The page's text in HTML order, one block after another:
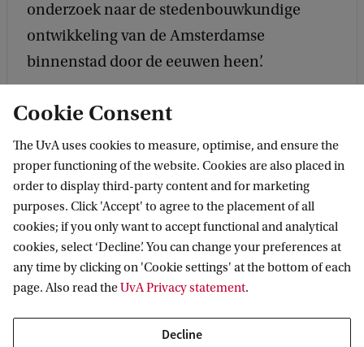
onderzoek naar de stedenbouwkundige
ontwikkeling van de Amsterdamse
binnenstad door de eeuwen heen’.
News Stichting Tim Killiam en UvA lanceren Tim Killiam Beurs
Amsterdam Centre for Urban History
Follow us on social media
Cookie Consent
The UvA uses cookies to measure, optimise, and ensure the
proper functioning of the website. Cookies are also placed in
order to display third-party content and for marketing
purposes. Click 'Accept' to agree to the placement of all
cookies; if you only want to accept functional and analytical
cookies, select ‘Decline’. You can change your preferences at
any time by clicking on 'Cookie settings' at the bottom of each
page. Also read theUvA Privacy statement.
Decline